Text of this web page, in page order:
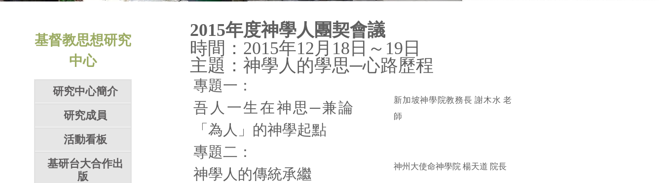
基督教思想研究
中心
研究中心簡介
研究成員
活動看板
基研台大合作出
版
2015年度神學人團契會議
時間：2015年12月18日～19日
主題：神學人的學思─心路歷程
專題一：
吾人一生在神思─兼論
「為人」的神學起點
新加坡神學院教務長 謝木水 老
師
專題二：
神學人的傳統承繼
神州大使命神學院 楊天道 院長